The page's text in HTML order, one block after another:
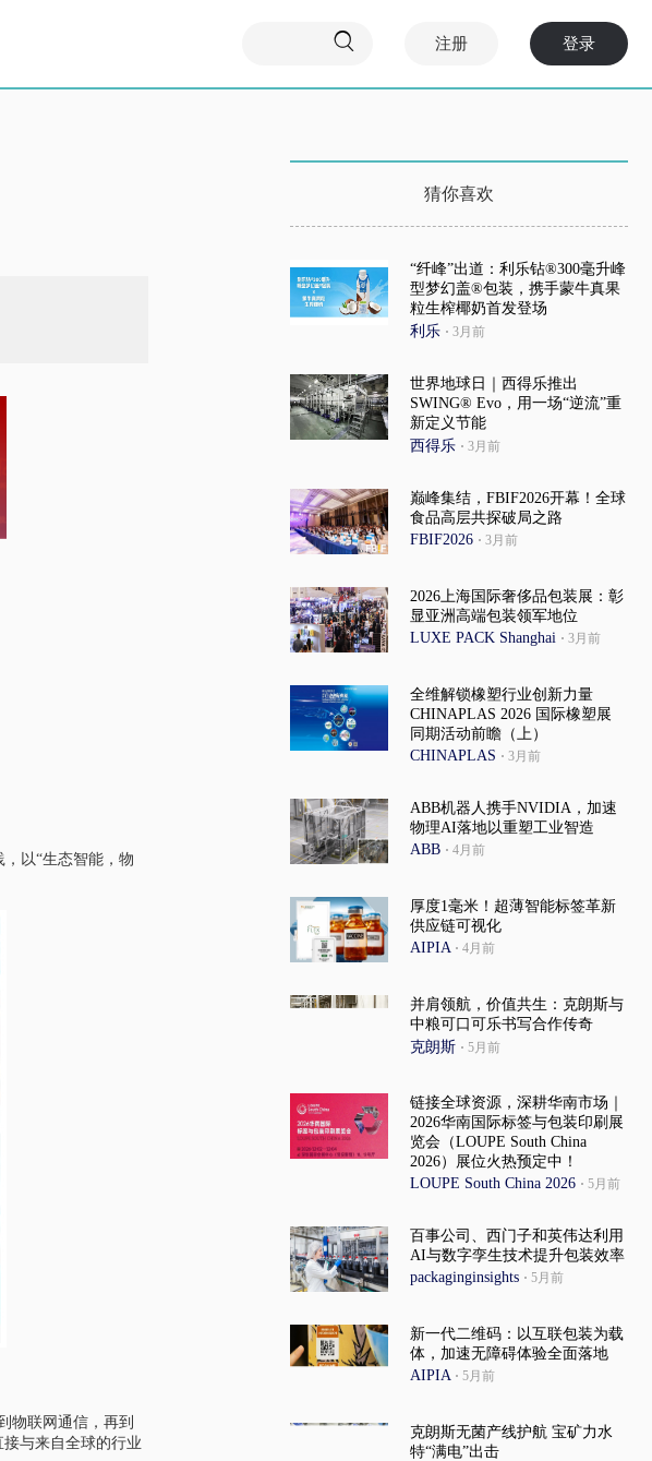
 注册 登录
以“生态智能，物
物联网通信，再到
与来自全球的行业
猜你喜欢
“纤峰”出道：利乐钻®300毫升峰
型梦幻盖®包装，携手蒙牛真果
粒生榨椰奶首发登场
利乐 · 3月前
世界地球日｜西得乐推出
SWING® Evo，用一场“逆流”重
新定义节能
西得乐 · 3月前
巅峰集结，FBIF2026开幕！全球
食品高层共探破局之路
FBIF2026 · 3月前
2026上海国际奢侈品包装展：彰
显亚洲高端包装领军地位
LUXE PACK Shanghai · 3月前
全维解锁橡塑行业创新力量
CHINAPLAS 2026 国际橡塑展
同期活动前瞻（上）
CHINAPLAS · 3月前
ABB机器人携手NVIDIA，加速
物理AI落地以重塑工业智造
ABB · 4月前
厚度1毫米！超薄智能标签革新
供应链可视化
AIPIA · 4月前
并肩领航，价值共生：克朗斯与
中粮可口可乐书写合作传奇
克朗斯 · 5月前
链接全球资源，深耕华南市场｜
2026华南国际标签与包装印刷展
览会（LOUPE South China
2026）展位火热预定中！
LOUPE South China 2026 · 5月前
百事公司、西门子和英伟达利用
AI与数字孪生技术提升包装效率
packaginginsights · 5月前
新一代二维码：以互联包装为载
体，加速无障碍体验全面落地
AIPIA · 5月前
克朗斯无菌产线护航 宝矿力水
特“满电”出击